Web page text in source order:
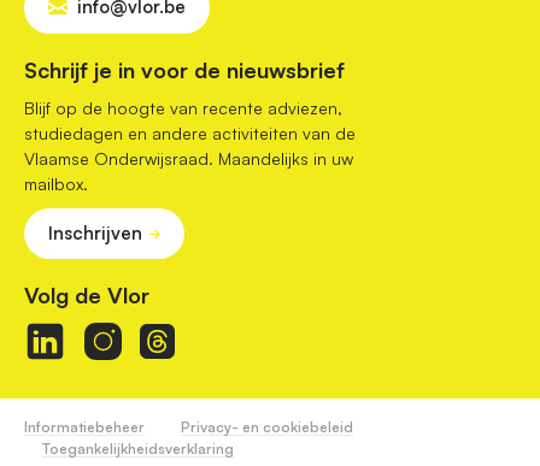
info@vlor.be
Schrijf je in voor de nieuwsbrief
Blijf op de hoogte van recente adviezen,
studiedagen en andere activiteiten van de
Vlaamse Onderwijsraad. Maandelijks in uw
mailbox.
Inschrijven
Volg de Vlor
Informatiebeheer
Privacy- en cookiebeleid
Toegankelijkheidsverklaring